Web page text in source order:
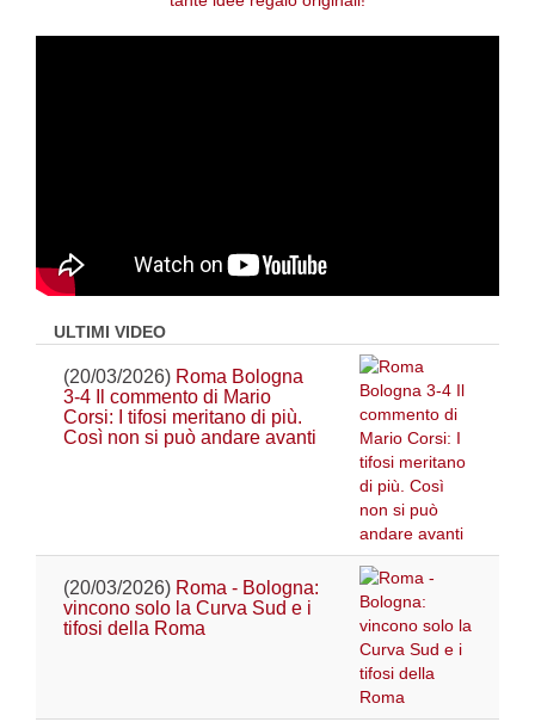
ULTIMI VIDEO
(20/03/2026) Roma Bologna
3-4 Il commento di Mario
Corsi: I tifosi meritano di più.
Così non si può andare avanti
(20/03/2026) Roma - Bologna:
vincono solo la Curva Sud e i
tifosi della Roma